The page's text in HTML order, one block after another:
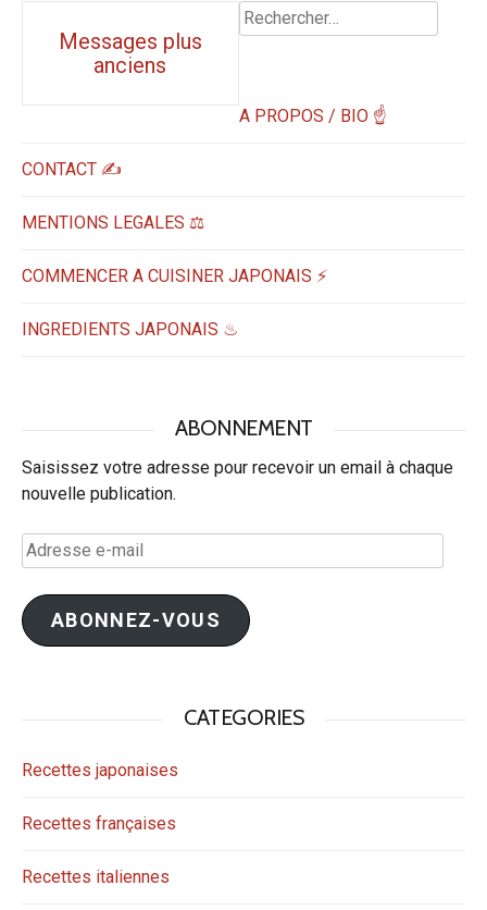
Navigation
messages
Messages plus
anciens
Rechercher :
A PROPOS / BIO ☝
CONTACT ✍️
MENTIONS LEGALES ⚖️
COMMENCER A CUISINER JAPONAIS ⚡
INGREDIENTS JAPONAIS ♨
ABONNEMENT
Saisissez votre adresse pour recevoir un email à chaque
nouvelle publication.
Adresse
e-
mail
ABONNEZ-VOUS
CATEGORIES
Recettes japonaises
Recettes françaises
Recettes italiennes